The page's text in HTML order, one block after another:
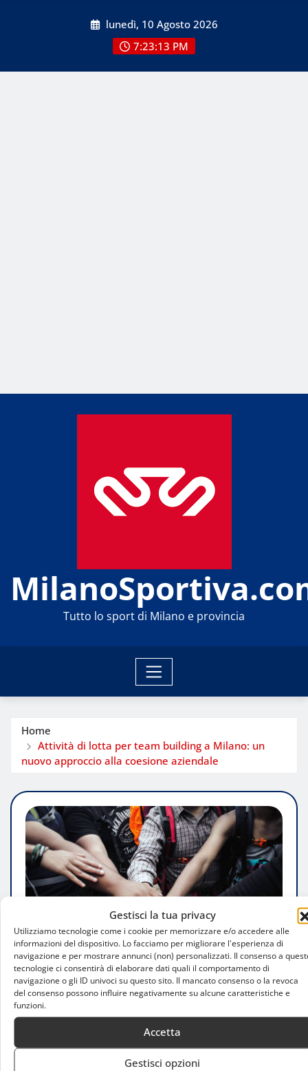
Gestisci la tua privacy
Utilizziamo tecnologie come i cookie per memorizzare e/o accedere alle
informazioni del dispositivo. Lo facciamo per migliorare l'esperienza di
navigazione e per mostrare annunci (non) personalizzati. Il consenso a
tecnologie ci consentirà di elaborare dati quali il comportamento di
navigazione o gli ID univoci su questo sito. Il mancato consenso o la revoca
del consenso possono influire negativamente su alcune caratteristiche e
funzioni.
Accetta
Gestisci opzioni
lunedì, 10 Agosto 2026
7:23:13 PM
Tutto lo sport di Milano e provincia
Home
Attività di lotta per team building a Milano: un
nuovo approccio alla coesione aziendale
CONSIGLI
Attività di lotta per team building a
Milano: un nuovo approccio alla coesione